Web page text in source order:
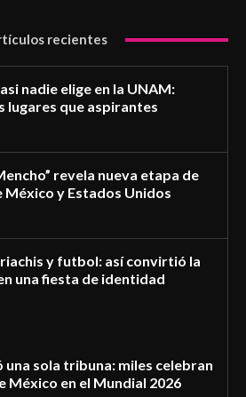
recientes
nadie elige en la UNAM:
lugares que aspirantes
revela nueva etapa de
y Estados Unidos
y futbol: así convirtió la
una fiesta de identidad
una sola tribuna: miles celebran
México en el Mundial 2026